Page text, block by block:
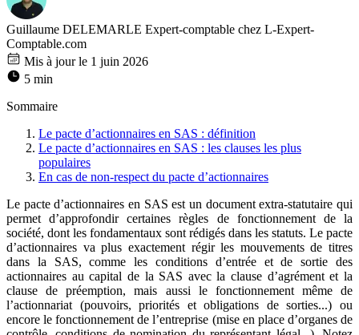
Guillaume DELEMARLE Expert-comptable chez L-Expert-
Comptable.com
Mis à jour le 1 juin 2026
5 min
Sommaire
Le pacte d’actionnaires en SAS : définition
Le pacte d’actionnaires en SAS : les clauses les plus
populaires
En cas de non-respect du pacte d’actionnaires
Le pacte d’actionnaires en SAS est un document extra-statutaire qui
permet d’approfondir certaines règles de fonctionnement de la
société, dont les fondamentaux sont rédigés dans les statuts. Le pacte
d’actionnaires va plus exactement régir les mouvements de titres
dans la SAS, comme les conditions d’entrée et de sortie des
actionnaires au capital de la SAS avec la clause d’agrément et la
clause de préemption, mais aussi le fonctionnement même de
l’actionnariat (pouvoirs, priorités et obligations de sorties...) ou
encore le fonctionnement de l’entreprise (mise en place d’organes de